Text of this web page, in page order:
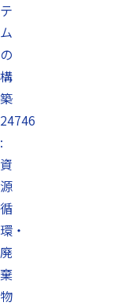
テ
ム
の
構
築
24746
:
資
源
循
環・
廃
棄
物